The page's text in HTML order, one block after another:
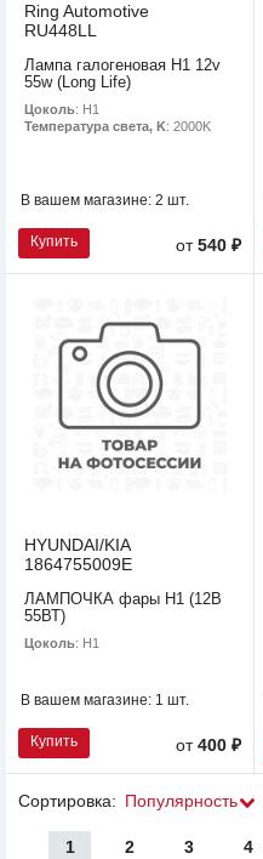
Ring Automotive
RU448LL
Лампа галогеновая H1 12v
55w (Long Life)
Цоколь: H1
Температура света, K: 2000K
В вашем магазине: 2 шт.
Купить от540 ₽
HYUNDAI/KIA
1864755009E
ЛАМПОЧКА фары H1 (12В
55ВТ)
Цоколь: H1
В вашем магазине: 1 шт.
Купить от400 ₽
Сортировка: Популярность
1 2 3 4